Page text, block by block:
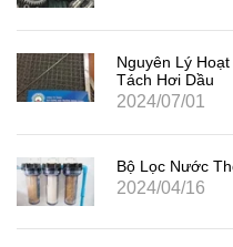
Nguyên Lý
Tách Hơi Dầu
2024/07/01
Bộ Lọc Nước
2024/04/16